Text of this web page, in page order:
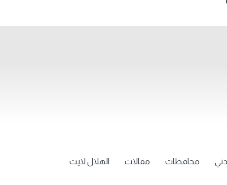
محافظات مقالات الهلال لايت